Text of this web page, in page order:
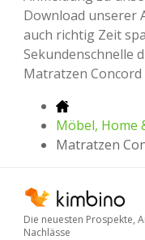
Download unserer
auch richtig Zeit
Sekundenschnelle
Matratzen Concord
Möbel, Home
Matratzen
Die neuesten Prospekte,
Nachlässe